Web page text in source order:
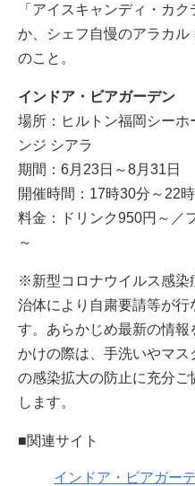
「アイスキャンディ・カ
か、シェフ自慢のアラカル
のこと。
インドア・ビアガーデン
場所：ヒルトン福岡シーホ
ンジ シアラ
期間：6月23日～8月31日
開催時間：17時30分～22
料金：ドリンク950円～／
～
※新型コロナウイルス感染
治体により自粛要請等が行
す。あらかじめ最新の情
かけの際は、手洗いやマ
の感染拡大の防止に充分
します。
■関連サイト
インドア・ビアガー